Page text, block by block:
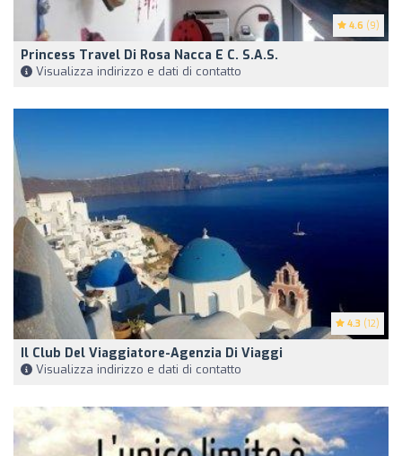
4.6 (9)
Princess Travel Di Rosa Nacca E C. S.A.S.
Visualizza indirizzo e dati di contatto
4.3 (12)
Il Club Del Viaggiatore-Agenzia Di Viaggi
Visualizza indirizzo e dati di contatto